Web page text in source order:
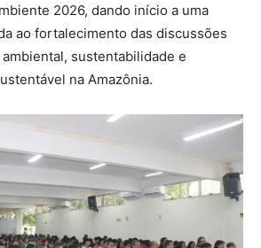
2026, dando início a uma
ao fortalecimento das discussões
sustentabilidade e
na Amazônia.